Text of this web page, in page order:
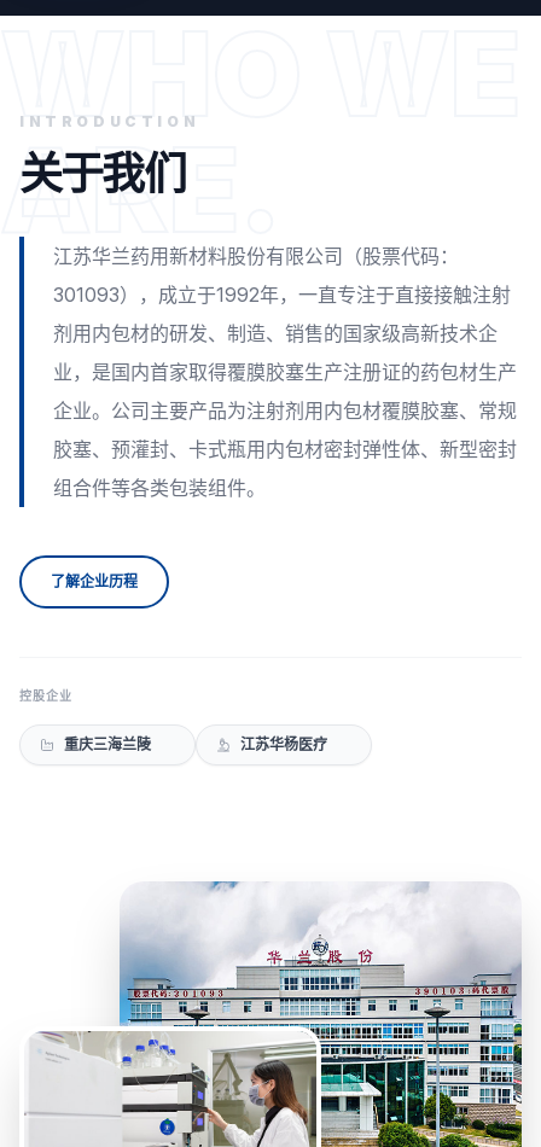
ARE.
INTRODUCTION
关于我们
江苏华兰药用新材料股份有限公司（股票代码：
301093），成立于1992年，一直专注于直接接触注射
剂用内包材的研发、制造、销售的国家级高新技术企
业，是国内首家取得覆膜胶塞生产注册证的药包材生产
企业。公司主要产品为注射剂用内包材覆膜胶塞、常规
胶塞、预灌封、卡式瓶用内包材密封弹性体、新型密封
组合件等各类包装组件。
了解企业历程
控股企业
重庆三海兰陵 江苏华杨医疗